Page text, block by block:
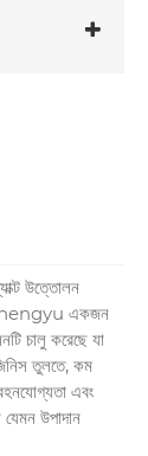
উত্তোলন
Shengyu একজন
চালু করেছে যা
তুলতে, কম
এবং
উপাদান